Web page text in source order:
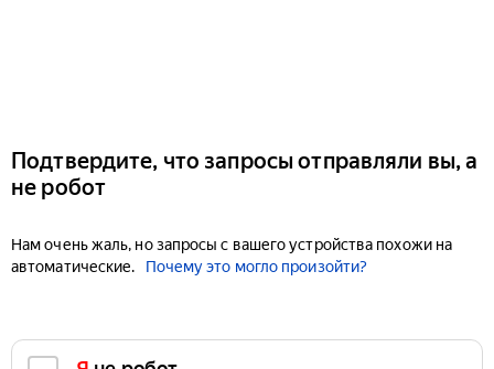
Подтвердите, что запросы отправляли вы, а
не робот
Нам очень жаль, но запросы с вашего устройства похожи на
автоматические.
Почему это могло произойти?